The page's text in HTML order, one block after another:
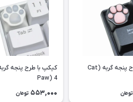
کیکپ با طرح پنجه گربه (Cat
تومان
Paw) 4
553,000 تومان